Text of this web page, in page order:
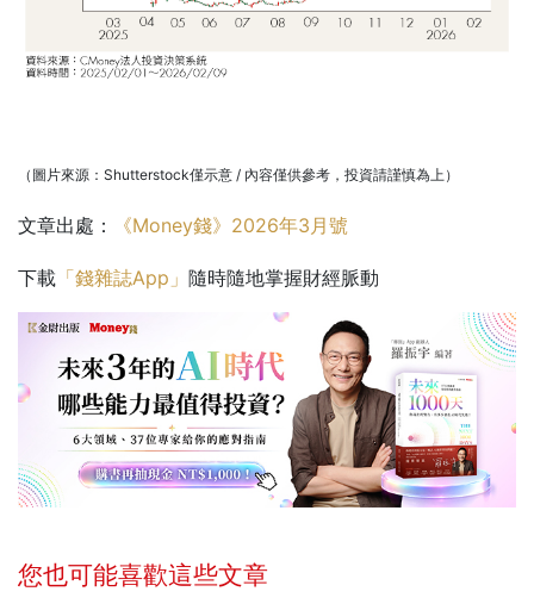
（圖片來源：Shutterstock僅示意 / 內容僅供參考，投資請謹慎為上）
文章出處： 《Money錢》2026年3月號
下載 「錢雜誌App」 隨時隨地掌握財經脈動